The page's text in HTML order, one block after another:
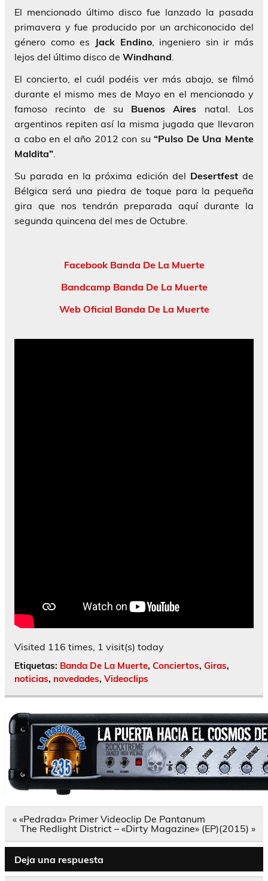
El mencionado último disco fue lanzado la pasada
primavera y fue producido por un archiconocido del
género como es Jack Endino, ingeniero sin ir más
lejos del último disco de Windhand
El concierto, el cuál podéis ver más abajo, se filmó
durante el mismo mes de Mayo en el mencionado y
famoso recinto de su Buenos Aires natal. Los
argentinos repiten así la misma jugada que llevaron
a cabo en el año 2012 con su“Pulso De Una Mente
Maldita”
Su parada en la próxima edición del Desertfest de
Bélgica será una piedra de toque para la pequeña
gira que nos tendrán preparada aquí durante la
segunda quincena del mes de Octubre.
Facebook Banda De La Muerte
Bandcamp Banda De La Muerte
Web Oficial Banda De La Muerte
Visited 116 times, 1 visit(s) today
Etiquetas: Banda De La Muerte, Conciertos, Giras,
noticias, novedades, Videoclips
Navegación
de
« «Pedrada» Primer Videoclip De Pantanum
The Redlight District – «Dirty Magazine» (EP)(2015) »
Deja una respuesta